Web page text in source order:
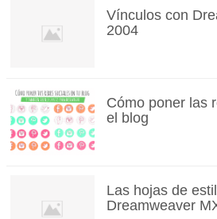
Vínculos con
2004
Cómo poner las
el blog
Las hojas de
Dreamweaver